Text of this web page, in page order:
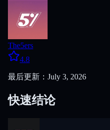
The5ers
4.8
最后更新：July 3, 2026
快速结论